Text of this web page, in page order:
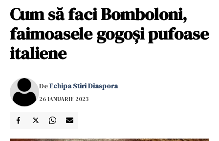
Cum să faci Bomboloni,
faimoasele gogoși pufoase
italiene
DeEchipa Stiri Diaspora
26 IANUARIE 2023